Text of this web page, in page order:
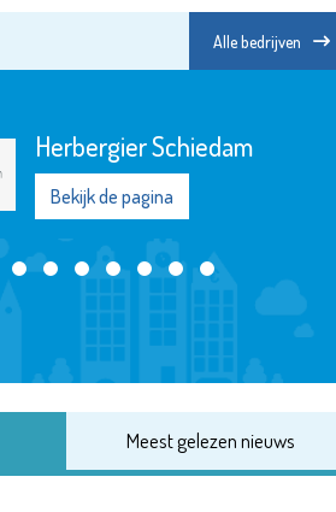
Alle bedrijven
Herbergier Schiedam
Bekijk de pagina
Meest gelezen nieuws